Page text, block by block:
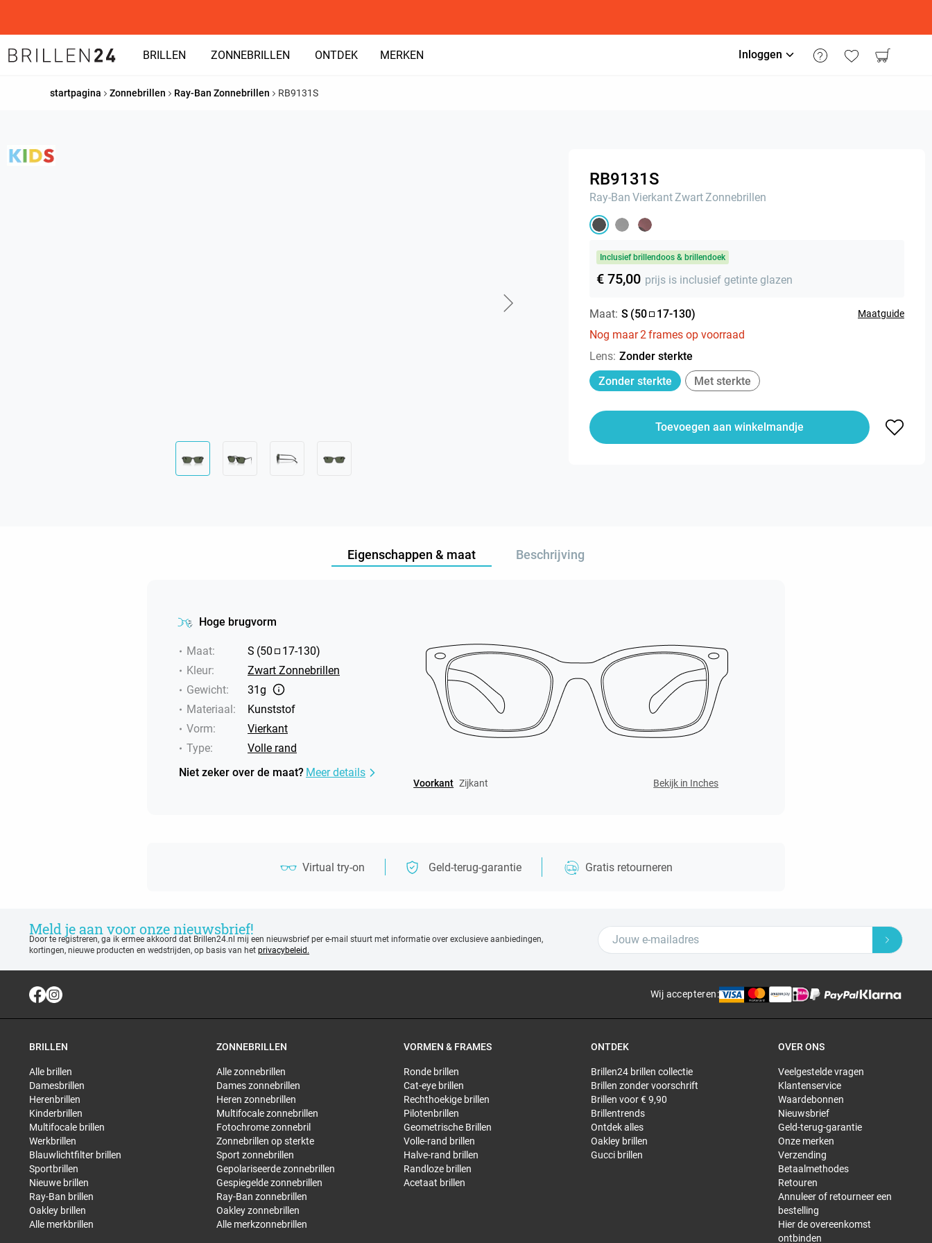
BRILLEN ZONNEBRILLEN ONTDEK MERKEN Inloggen
startpagina Zonnebrillen Ray-Ban Zonnebrillen RB9131S
RB9131S
Ray-Ban VierkantZwartZonnebrillen
Inclusief brillendoos & brillendoek
€ 75,00 prijs is inclusief getinte glazen
Maat: S (50 17-130) Maatguide
Nog maar2frames op voorraad
Lens: Zonder sterkte
Zonder sterkte
Met sterkte
Toevoegen aan winkelmandje
Eigenschappen & maat Beschrijving
Hoge brugvorm
Maat: S (50 17-130)
Kleur:
Zwart Zonnebrillen
Gewicht:
31g
Materiaal:
Kunststof
Vorm:
Vierkant
Type:
Volle rand
Niet zeker over de maat? Meer details
Voorkant Zijkant Bekijk in Inches
Virtual try-on Geld-terug-garantie Gratis retourneren
Meld je aan voor onze nieuwsbrief!
Door te registreren, ga ik ermee akkoord dat Brillen24.nl mij een nieuwsbrief per e-mail stuurt met informatie over exclusieve aanbiedingen,
kortingen, nieuwe producten en wedstrijden, op basis van het privacybeleid.
Wij accepteren:
BRILLEN
Alle brillen
Damesbrillen
Herenbrillen
Kinderbrillen
Multifocale brillen
Werkbrillen
Blauwlichtfilter brillen
Sportbrillen
Nieuwe brillen
Ray-Ban brillen
Oakley brillen
Alle merkbrillen
ZONNEBRILLEN
Alle zonnebrillen
Dames zonnebrillen
Heren zonnebrillen
Multifocale zonnebrillen
Fotochrome zonnebril
Zonnebrillen op sterkte
Sport zonnebrillen
Gepolariseerde zonnebrillen
Gespiegelde zonnebrillen
Ray-Ban zonnebrillen
Oakley zonnebrillen
Alle merkzonnebrillen
VORMEN & FRAMES
Ronde brillen
Cat-eye brillen
Rechthoekige brillen
Pilotenbrillen
Geometrische Brillen
Volle-rand brillen
Halve-rand brillen
Randloze brillen
Acetaat brillen
ONTDEK
Brillen24 brillen collectie
Brillen zonder voorschrift
Brillen voor € 9,90
Brillentrends
Ontdek alles
Oakley brillen
Gucci brillen
OVER ONS
Veelgestelde vragen
Klantenservice
Waardebonnen
Nieuwsbrief
Geld-terug-garantie
Onze merken
Verzending
Betaalmethodes
Retouren
Annuleer of retourneer een
bestelling
Hier de overeenkomst
ontbinden